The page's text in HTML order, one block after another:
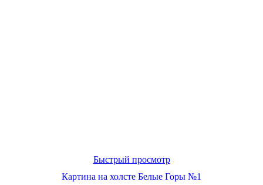
Быстрый просмотр
Картина на холсте Белые Горы №1